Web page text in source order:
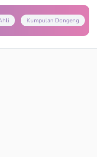
Kumpulan Dongeng